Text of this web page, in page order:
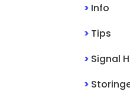
> Info
> Tips
> Signal
>